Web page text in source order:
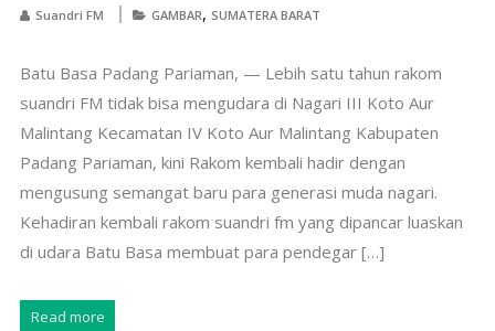
Suandri FM GAMBAR, SUMATERA BARAT
Batu Basa Padang Pariaman, — Lebih satu tahun rakom
suandri FM tidak bisa mengudara di Nagari III Koto Aur
Malintang Kecamatan IV Koto Aur Malintang Kabupaten
Padang Pariaman, kini Rakom kembali hadir dengan
mengusung semangat baru para generasi muda nagari.
Kehadiran kembali rakom suandri fm yang dipancar luaskan
di udara Batu Basa membuat para pendegar […]
Read more